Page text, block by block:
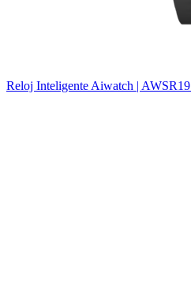
Reloj Inteligente Aiwatch | AWSR19